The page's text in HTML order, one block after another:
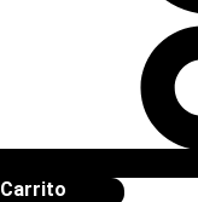
Carrito